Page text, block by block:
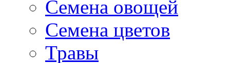
Семена овощей
Семена цветов
Травы